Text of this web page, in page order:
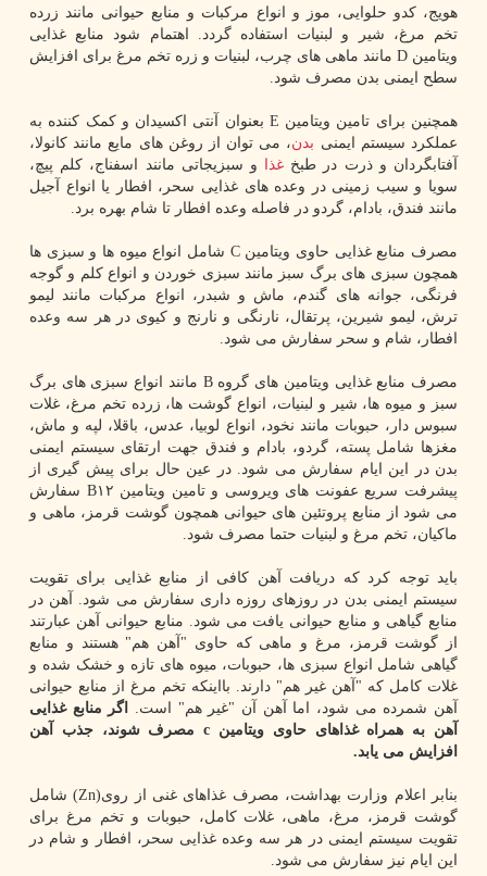
هویج، کدو حلوایی، موز و انواع مرکبات و منابع حیوانی مانند زرده
تخم مرغ، شیر و لبنیات استفاده گردد. اهتمام شود منابع غذایی
ویتامین D مانند ماهی های چرب، لبنیات و زره تخم مرغ برای افزایش
سطح ایمنی بدن مصرف شود.
همچنین برای تامین ویتامین E بعنوان آنتی اکسیدان و کمک کننده به
عملکرد سیستم ایمنی بدن، می توان از روغن های مایع مانند کانولا،
آفتابگردان و ذرت در طبخ غذا و سبزیجاتی مانند اسفناج، کلم پیچ،
سویا و سیب زمینی در وعده های غذایی سحر، افطار یا انواع آجیل
مانند فندق، بادام، گردو در فاصله وعده افطار تا شام بهره برد.
مصرف منابع غذایی حاوی ویتامین C شامل انواع میوه ها و سبزی ها
همچون سبزی های برگ سبز مانند سبزی خوردن و انواع کلم و گوجه
فرنگی، جوانه های گندم، ماش و شبدر، انواع مرکبات مانند لیمو
ترش، لیمو شیرین، پرتقال، نارنگی و نارنج و کیوی در هر سه وعده
افطار، شام و سحر سفارش می شود.
مصرف منابع غذایی ویتامین های گروه B مانند انواع سبزی های برگ
سبز و میوه ها، شیر و لبنیات، انواع گوشت ها، زرده تخم مرغ، غلات
سبوس دار، حبوبات مانند نخود، انواع لوبیا، عدس، باقلا، لپه و ماش،
مغزها شامل پسته، گردو، بادام و فندق جهت ارتقای سیستم ایمنی
بدن در این ایام سفارش می شود. در عین حال برای پیش گیری از
پیشرفت سریع عفونت های ویروسی و تامین ویتامین B۱۲ سفارش
می شود از منابع پروتئین های حیوانی همچون گوشت قرمز، ماهی و
ماکیان، تخم مرغ و لبنیات حتما مصرف شود.
باید توجه کرد که دریافت آهن کافی از منابع غذایی برای تقویت
سیستم ایمنی بدن در روزهای روزه داری سفارش می شود. آهن در
منابع گیاهی و منابع حیوانی یافت می شود. منابع حیوانی آهن عبارتند
از گوشت قرمز، مرغ و ماهی که حاوی "آهن هم" هستند و منابع
گیاهی شامل انواع سبزی ها، حبوبات، میوه های تازه و خشک شده و
غلات کامل که "آهن غیر هم" دارند. بااینکه تخم مرغ از منابع حیوانی
آهن شمرده می شود، اما آهن آن "غیر هم" است.
اگر منابع غذایی
آهن به همراه غذاهای حاوی ویتامین c مصرف شوند، جذب آهن
افزایش می یابد.
بنابر اعلام وزارت بهداشت، مصرف غذاهای غنی از روی(Zn) شامل
گوشت قرمز، مرغ، ماهی، غلات کامل، حبوبات و تخم مرغ برای
تقویت سیستم ایمنی در هر سه وعده غذایی سحر، افطار و شام در
این ایام نیز سفارش می شود.